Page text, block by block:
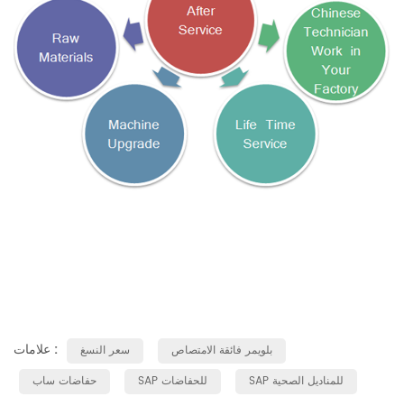
علامات : سعر النسغ
بلويمر فائقة الامتصاص
حفاضات ساب
SAP للحفاضات SAP للمناديل الصحية